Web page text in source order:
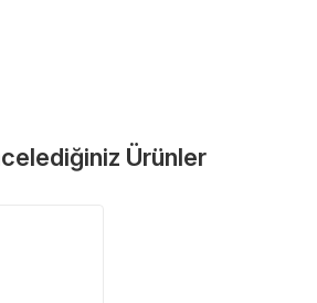
firma garantisi altındadır. Size en yakın
Yorum Yaz Ürünler